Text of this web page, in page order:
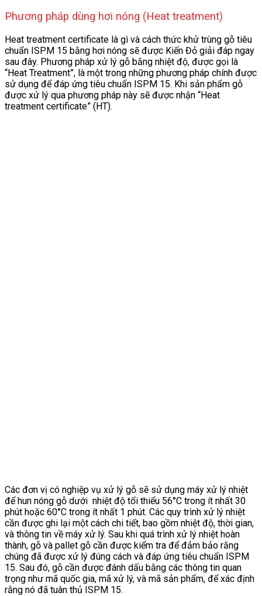
Phương pháp dùng hơi nóng (Heat treatment)
Heat treatment certificate là gì và cách thức khử trùng gỗ tiêu
chuẩn ISPM 15 bằng hơi nóng sẽ được Kiến Đỏ giải đáp ngay
sau đây. Phương pháp xử lý gỗ bằng nhiệt độ, được gọi là
“Heat Treatment”, là một trong những phương pháp chính được
sử dụng để đáp ứng tiêu chuẩn ISPM 15. Khi sản phẩm gỗ
được xử lý qua phương pháp này sẽ được nhận “Heat
treatment certificate” (HT).
Các đơn vị có nghiệp vụ xử lý gỗ sẽ sử dụng máy xử lý nhiệt
để hun nóng gỗ dưới nhiệt độ tối thiểu 56°C trong ít nhất 30
phút hoặc 60°C trong ít nhất 1 phút. Các quy trình xử lý nhiệt
cần được ghi lại một cách chi tiết, bao gồm nhiệt độ, thời gian,
và thông tin về máy xử lý. Sau khi quá trình xử lý nhiệt hoàn
thành, gỗ và pallet gỗ cần được kiểm tra để đảm bảo rằng
chúng đã được xử lý đúng cách và đáp ứng tiêu chuẩn ISPM
15. Sau đó, gỗ cần được đánh dấu bằng các thông tin quan
trọng như mã quốc gia, mã xử lý, và mã sản phẩm, để xác định
rằng nó đã tuân thủ ISPM 15.